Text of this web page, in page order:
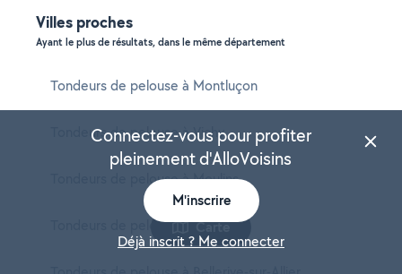
Villes proches
Ayant le plus de résultats, dans le même département
Tondeurs de pelouse à Montluçon
Tondeurs de pelouse à Vichy
Tondeurs de pelouse à Moulins
Tondeurs de pelouse à Cusset
Carte
Connectez-vous pour profiter
pleinement d'AlloVoisins
M'inscrire
Déjà inscrit ? Me connecter